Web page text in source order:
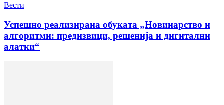
Вести
Успешно реализирана обуката „Новинарство и
алгоритми: предизвици, решенија и дигитални
алатки“